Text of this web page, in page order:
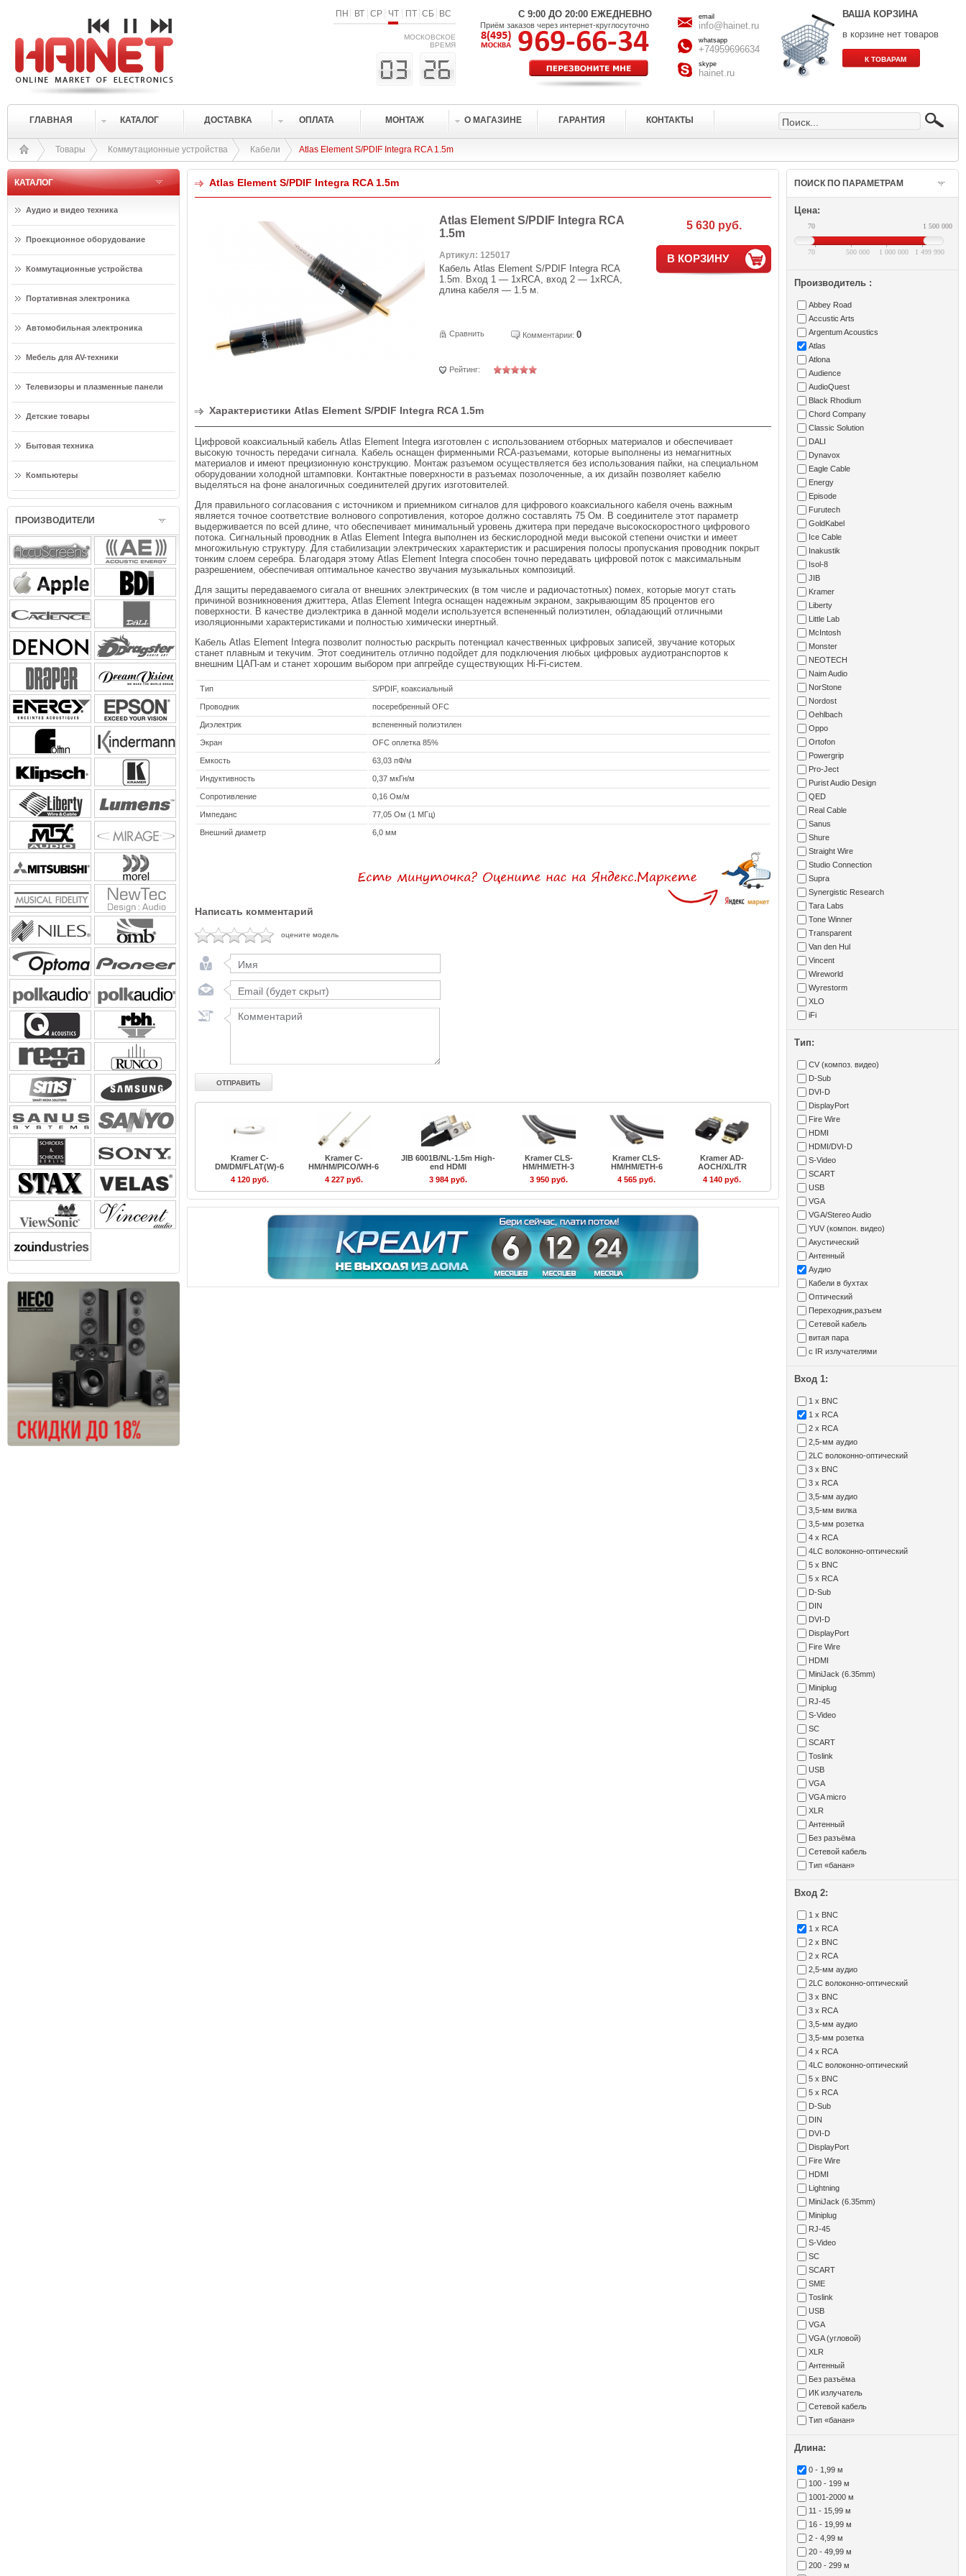
ПН ВТ СР ЧТ ПТ СБ ВС
МОСКОВСКОЕ
ВРЕМЯ
С 9:00 ДО 20:00 ЕЖЕДНЕВНО
Приём заказов через интернет-круглосуточно
email
info@hainet.ru
whatsapp
+74959696634
skype
hainet.ru
ВАША КОРЗИНА
в корзине нет товаров
ГЛАВНАЯ КАТАЛОГ ДОСТАВКА ОПЛАТА МОНТАЖ О МАГАЗИНЕ ГАРАНТИЯ КОНТАКТЫ
Товары Коммутационные устройства Кабели Atlas Element S/PDIF Integra RCA 1.5m
КАТАЛОГ
Аудио и видео техника
Проекционное оборудование
Коммутационные устройства
Портативная электроника
Автомобильная электроника
Мебель для AV-техники
Телевизоры и плазменные панели
Детские товары
Бытовая техника
Компьютеры
ПРОИЗВОДИТЕЛИ
Atlas Element S/PDIF Integra RCA 1.5m
Atlas Element S/PDIF Integra RCA
1.5m
Артикул: 125017
Кабель Atlas Element S/PDIF Integra RCA
1.5m. Вход 1 — 1хRCA, вход 2 — 1хRCA,
длина кабеля — 1.5 м.
Сравнить Комментарии: 0
Рейтинг:
5 630 руб.
В КОРЗИНУ
Характеристики Atlas Element S/PDIF Integra RCA 1.5m
Цифровой коаксиальный кабель Atlas Element Integra изготовлен с использованием отборных материалов и обеспечивает
высокую точность передачи сигнала. Кабель оснащен фирменными RCA-разъемами, которые выполнены из немагнитных
материалов и имеют прецизионную конструкцию. Монтаж разъемом осуществляется без использования пайки, на специальном
оборудовании холодной штамповки. Контактные поверхности в разъемах позолоченные, а их дизайн позволяет кабелю
выделяться на фоне аналогичных соединителей других изготовителей.
Для правильного согласования с источником и приемником сигналов для цифрового коаксиального кабеля очень важным
является точное соответствие волнового сопротивления, которое должно составлять 75 Ом. В соединителе этот параметр
выдерживается по всей длине, что обеспечивает минимальный уровень джитера при передаче высокоскоростного цифрового
потока. Сигнальный проводник в Atlas Element Integra выполнен из бескислородной меди высокой степени очистки и имеет
многожильную структуру. Для стабилизации электрических характеристик и расширения полосы пропускания проводник покрыт
тонким слоем серебра. Благодаря этому Atlas Element Integra способен точно передавать цифровой поток с максимальным
разрешением, обеспечивая оптимальное качество звучания музыкальных композиций.
Для защиты передаваемого сигала от внешних электрических (в том числе и радиочастотных) помех, которые могут стать
причиной возникновения джиттера, Atlas Element Integra оснащен надежным экраном, закрывающим 85 процентов его
поверхности. В качестве диэлектрика в данной модели используется вспененный полиэтилен, обладающий отличными
изоляционными характеристиками и полностью химически инертный.
Кабель Atlas Element Integra позволит полностью раскрыть потенциал качественных цифровых записей, звучание которых
станет плавным и текучим. Этот соединитель отлично подойдет для подключения любых цифровых аудиотранспортов к
внешним ЦАП-ам и станет хорошим выбором при апгрейде существующих Hi-Fi-систем.
Тип S/PDIF, коаксиальный
Проводник посеребренный OFC
Диэлектрик вспененный полиэтилен
Экран OFC оплетка 85%
Емкость 63,03 пФ/м
Индуктивность 0,37 мкГн/м
Сопротивление 0,16 Ом/м
Импеданс 77,05 Ом (1 МГц)
Внешний диаметр 6,0 мм
Написать комментарий
оцените модель
Kramer C-
DM/DM/FLAT(W)-6
4 120 руб.
Kramer C-
HM/HM/PICO/WH-6
4 227 руб.
JIB 6001B/NL-1.5m High-
end HDMI
3 984 руб.
Kramer CLS-
HM/HM/ETH-3
3 950 руб.
Kramer CLS-
HM/HM/ETH-6
4 565 руб.
Kramer AD-
AOCH/XL/TR
4 140 руб.
ПОИСК ПО ПАРАМЕТРАМ
Цена:
70 1 500 000
70 1 499 990
500 000 1 000 000
Производитель :
Abbey Road
Accustic Arts
Argentum Acoustics
Atlas
Atlona
Audience
AudioQuest
Black Rhodium
Chord Company
Classic Solution
DALI
Dynavox
Eagle Cable
Energy
Episode
Furutech
GoldKabel
Ice Cable
Inakustik
Isol-8
JIB
Kramer
Liberty
Little Lab
McIntosh
Monster
NEOTECH
Naim Audio
NorStone
Nordost
Oehlbach
Oppo
Ortofon
Powergrip
Pro-Ject
Purist Audio Design
QED
Real Cable
Sanus
Shure
Straight Wire
Studio Connection
Supra
Synergistic Research
Tara Labs
Tone Winner
Transparent
Van den Hul
Vincent
Wireworld
Wyrestorm
XLO
iFi
Тип:
CV (композ. видео)
D-Sub
DVI-D
DisplayPort
Fire Wire
HDMI
HDMI/DVI-D
S-Video
SCART
USB
VGA
VGA/Stereo Audio
YUV (компон. видео)
Акустический
Антенный
Аудио
Кабели в бухтах
Оптический
Переходник,разъем
Сетевой кабель
витая пара
с IR излучателями
Вход 1:
1 x BNC
1 x RCA
2 x RCA
2,5-мм аудио
2LC волоконно-оптический
3 x BNC
3 x RCA
3,5-мм аудио
3,5-мм вилка
3,5-мм розетка
4 x RCA
4LC волоконно-оптический
5 x BNC
5 x RCA
D-Sub
DIN
DVI-D
DisplayPort
Fire Wire
HDMI
MiniJack (6.35mm)
Miniplug
RJ-45
S-Video
SC
SCART
Toslink
USB
VGA
VGA micro
XLR
Антенный
Без разъёма
Сетевой кабель
Тип «банан»
Вход 2:
1 x BNC
1 x RCA
2 x BNC
2 x RCA
2,5-мм аудио
2LC волоконно-оптический
3 x BNC
3 x RCA
3,5-мм аудио
3,5-мм розетка
4 x RCA
4LC волоконно-оптический
5 x BNC
5 x RCA
D-Sub
DIN
DVI-D
DisplayPort
Fire Wire
HDMI
Lightning
MiniJack (6.35mm)
Miniplug
RJ-45
S-Video
SC
SCART
SME
Toslink
USB
VGA
VGA (угловой)
XLR
Антенный
Без разъёма
ИК излучатель
Сетевой кабель
Тип «банан»
Длина:
0 - 1,99 м
100 - 199 м
1001-2000 м
11 - 15,99 м
16 - 19,99 м
2 - 4,99 м
20 - 49,99 м
200 - 299 м